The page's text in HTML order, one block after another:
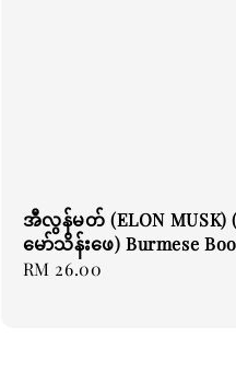
အီလွန်မတ် (ELON MUSK)
မော်သိန်းဖေ) Burmese
Regular
RM 26.00